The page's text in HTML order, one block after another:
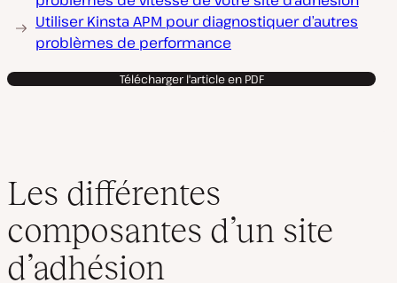
Utiliser Kinsta APM pour diagnostiquer d’autres
problèmes de performance
Télécharger l'article en PDF
Les différentes
composantes d’un site
d’adhésion